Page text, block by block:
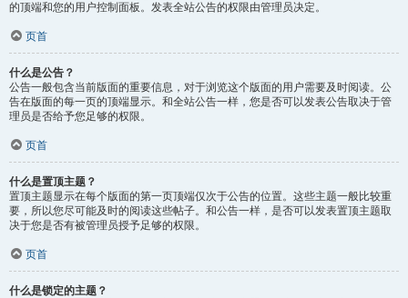
的顶端和您的用户控制面板。发表全站公告的权限由管理员决定。
页首
什么是公告？
公告一般包含当前版面的重要信息，对于浏览这个版面的用户需要及时阅读。公
告在版面的每一页的顶端显示。和全站公告一样，您是否可以发表公告取决于管
理员是否给予您足够的权限。
页首
什么是置顶主题？
置顶主题显示在每个版面的第一页顶端仅次于公告的位置。这些主题一般比较重
要，所以您尽可能及时的阅读这些帖子。和公告一样，是否可以发表置顶主题取
决于您是否有被管理员授予足够的权限。
页首
什么是锁定的主题？